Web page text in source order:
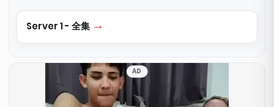
Server 1 - 全集
AD